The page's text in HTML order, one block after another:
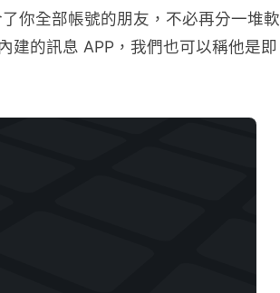
你全部帳號的朋友，不必再分一堆軟
建的訊息 APP，我們也可以稱他是即